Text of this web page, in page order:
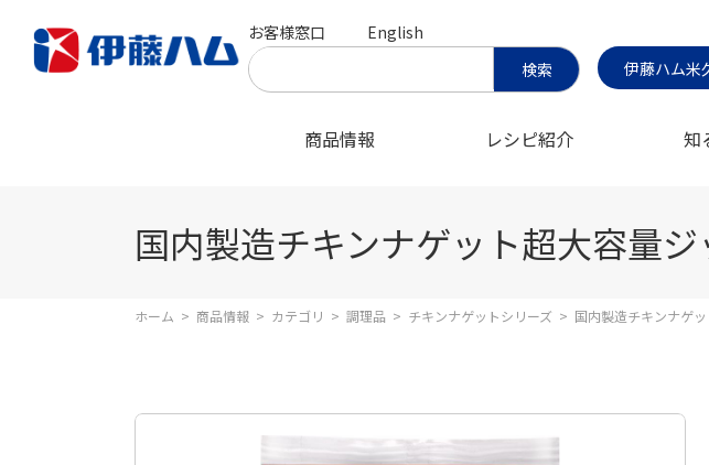
お客様窓口
English
伊藤ハム米
商品情報 レシピ紹介 知
国内製造チキンナゲット超大容量
ホーム > 商品情報 > カテゴリ > 調理品 > チキンナゲットシリーズ > 国内製造チキンナゲ